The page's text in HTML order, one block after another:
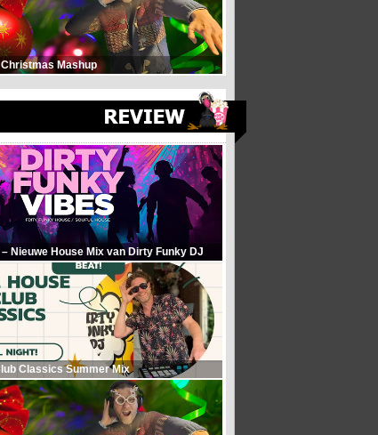
Mashup
Nieuwe House Mix van Dirty Funky DJ
Classics Summer Mix